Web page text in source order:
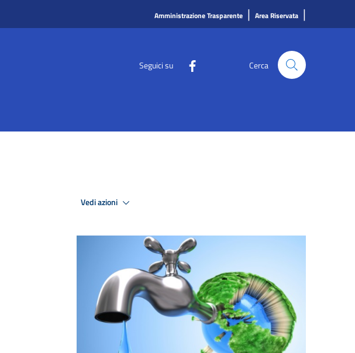
Amministrazione Trasparente | Area Riservata |
Seguici su Cerca
Vedi azioni